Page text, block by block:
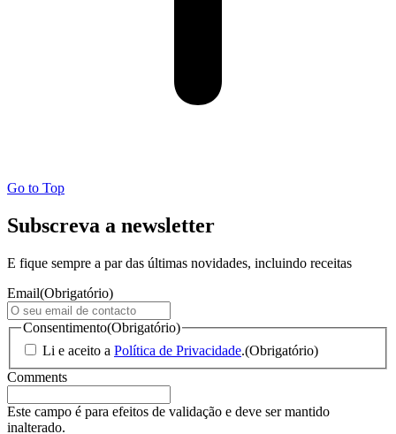
Go to Top
Subscreva a newsletter
E fique sempre a par das últimas novidades, incluindo receitas
Email(Obrigatório)
Consentimento(Obrigatório)
Li e aceito a Política de Privacidade.(Obrigatório)
Comments
Este campo é para efeitos de validação e deve ser mantido
inalterado.